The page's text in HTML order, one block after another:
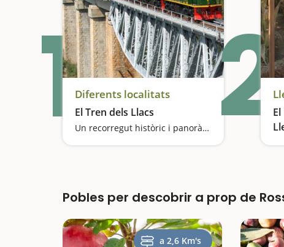
1Diferents localitats
El Tren dels Llacs
Un recorregut històric i panoràmic al Prepirineu de Lleida 2
Pobles per descobrir a prop de
a 2,6 Km's